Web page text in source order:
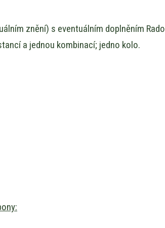
znění) s eventuálním doplněním
a jednou kombinací; jedno kolo.